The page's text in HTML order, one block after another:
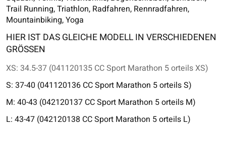
Trail Running, Triathlon, Radfahren, Rennradfahren,
Mountainbiking, Yoga
HIER IST DAS GLEICHE MODELL IN VERSCHIEDENEN
GRÖSSEN
XS: 34.5-37 (041120135 CC Sport Marathon 5 orteils XS)
S: 37-40 (041120136 CC Sport Marathon 5 orteils S)
M: 40-43 (042120137 CC Sport Marathon 5 orteils M)
L: 43-47 (042120138 CC Sport Marathon 5 orteils L)